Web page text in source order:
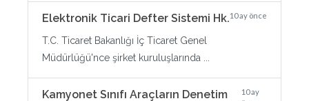
Elektronik Ticari Defter Sistemi Hk.10 ay önce
T.C. Ticaret Bakanlığı İç Ticaret Genel
Müdürlüğü'nce şirket kuruluşlarında ...
Kamyonet Sınıfı Araçların Denetim
10 ay